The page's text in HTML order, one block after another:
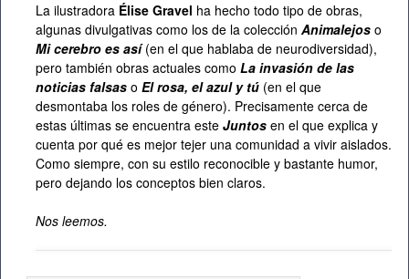
La ilustradora Élise Gravel ha hecho todo tipo de obras,
algunas divulgativas como los de la colección Animalejos o
Mi cerebro es así (en el que hablaba de neurodiversidad),
pero también obras actuales como La invasión de las
noticias falsas o El rosa, el azul y tú (en el que
desmontaba los roles de género). Precisamente cerca de
estas últimas se encuentra este Juntos en el que explica y
cuenta por qué es mejor tejer una comunidad a vivir aislados.
Como siempre, con su estilo reconocible y bastante humor,
pero dejando los conceptos bien claros.
Nos leemos.